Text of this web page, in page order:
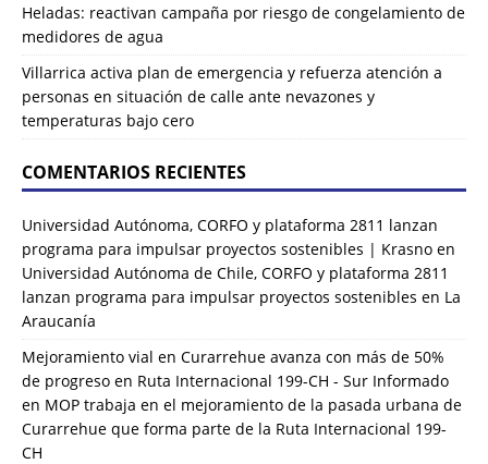
Heladas: reactivan campaña por riesgo de congelamiento de
medidores de agua
Villarrica activa plan de emergencia y refuerza atención a
personas en situación de calle ante nevazones y
temperaturas bajo cero
COMENTARIOS RECIENTES
Universidad Autónoma, CORFO y plataforma 2811 lanzan
programa para impulsar proyectos sostenibles | Krasno en
Universidad Autónoma de Chile, CORFO y plataforma 2811
lanzan programa para impulsar proyectos sostenibles en La
Araucanía
Mejoramiento vial en Curarrehue avanza con más de 50%
de progreso en Ruta Internacional 199-CH - Sur Informado
en MOP trabaja en el mejoramiento de la pasada urbana de
Curarrehue que forma parte de la Ruta Internacional 199-
CH